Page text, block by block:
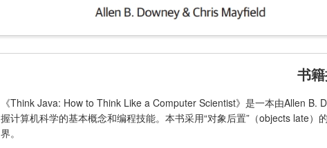
书
《Think Java: How to Think Like a Computer Scientist》是一本由Allen
握计算机科学的基本概念和编程技能。本书采用“对象后置”（objects late
界。